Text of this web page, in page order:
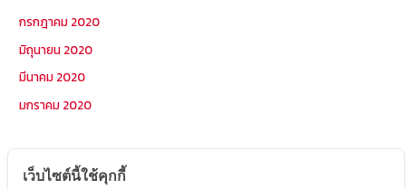
กรกฎาคม 2020
มิถุนายน 2020
มีนาคม 2020
มกราคม 2020
หมวดหมู่
เว็บไซต์นี้ใช้คุกกี้